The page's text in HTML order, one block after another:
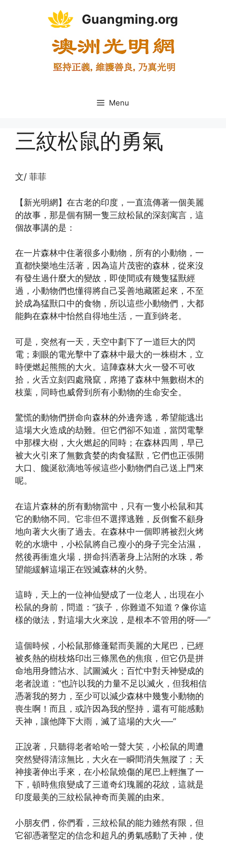
Guangming.org
Menu
三紋松鼠的勇氣
文/ 菲菲
【新光明網】在古老的印度，一直流傳著一個美麗
的故事，那是個有關一隻三紋松鼠的深刻寓言，這
個故事講的是：
在一片森林中住著很多小動物，所有的小動物，一
直都快樂地生活著，因為這片茂密的森林，從來沒
有發生過什麼大的變故，即使間或有幾隻猛獸經
過，小動物們也懂得將自己妥善地藏匿起來，不至
於成為猛獸口中的食物，所以這些小動物們，大都
能夠在森林中怡然自得地生活，一直到終老。
可是，突然有一天，天空中劃下了一道巨大的閃
電；刺眼的電光擊中了森林中最大的一株樹木，立
時便燃起熊熊的大火。這陣森林大火一發不可收
拾，火舌立刻四處飛竄，席捲了森林中無數樹木的
枝葉，同時也威脅到所有小動物的生命安全。
驚慌的動物們拼命向森林的外邊奔逃，希望能逃出
這場大火造成的劫難。但它們卻不知道，當閃電擊
中那棵大樹，大火燃起的同時；在森林四周，早已
被大火引來了無數貪婪的肉食猛獸，它們也正張開
大口、饞涎欲滴地等候這些小動物們自己送上門來
呢。
在這片森林的所有動物當中，只有一隻小松鼠和其
它的動物不同。它非但不選擇逃難，反倒奮不顧身
地向著大火衝了過去。在森林中一個即將被烈火烤
乾的水塘中，小松鼠將自己瘦小的身子完全沾濕，
然後再衝進火場，拼命抖洒著身上沾附的水珠，希
望能緩解這場正在毀滅森林的火勢。
這時，天上的一位神仙變成了一位老人，出現在小
松鼠的身前，問道：“孩子，你難道不知道？像你這
樣的做法，對這場大火來說，是根本不管用的呀──”
這個時候，小松鼠那條蓬鬆而美麗的大尾巴，已經
被炙熱的樹枝烙印出三條黑色的焦痕，但它仍是拼
命地用身體沾水、試圖滅火；百忙中對天神變成的
老者說道：“也許以我的力量不足以滅火，但我相信
憑著我的努力，至少可以減少森林中幾隻小動物的
喪生啊！而且，或許因為我的堅持，還有可能感動
天神，讓他降下大雨，滅了這場的大火──”
正說著，只聽得老者哈哈一聲大笑，小松鼠的周遭
突然變得清涼無比，大火在一瞬間消失無蹤了；天
神接著伸出手來，在小松鼠燒傷的尾巴上輕撫了一
下，頓時焦痕變成了三道奇幻瑰麗的花紋，這就是
印度最美的三紋松鼠神奇而美麗的由來。
小朋友們，你們看，三紋松鼠的能力雖然有限，但
它卻憑著堅定的信念和超凡的勇氣感動了天神，使